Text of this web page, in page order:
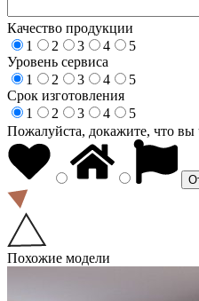
Качество продукции
1
2 3 4
5
Уровень сервиса
1
2 3 4
5
Срок изготовления
1
2 3 4
5
Пожалуйста, докажите, что вы
Похожие модели